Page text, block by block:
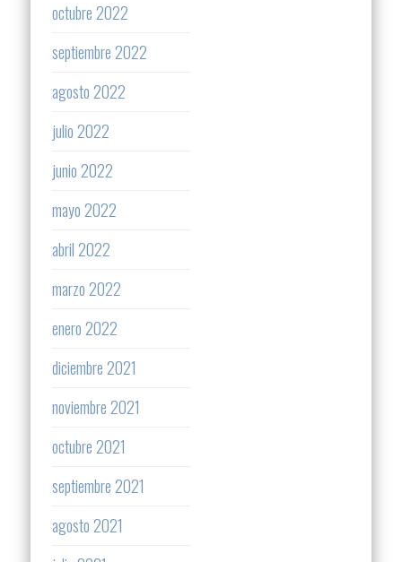
octubre 2022
septiembre 2022
agosto 2022
julio 2022
junio 2022
mayo 2022
abril 2022
marzo 2022
enero 2022
diciembre 2021
noviembre 2021
octubre 2021
septiembre 2021
agosto 2021